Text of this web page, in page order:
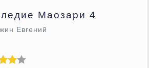
Маозари 4
Евгений